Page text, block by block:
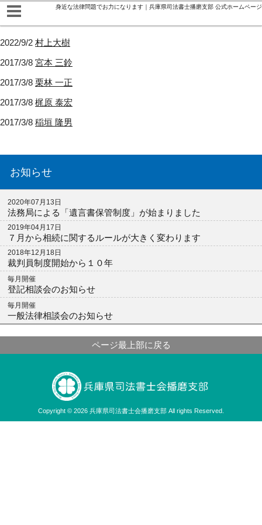
身近な法律問題でお力になります｜兵庫県司法書士播磨支部 公式ホームページ
2022/9/2 村上大樹
2017/3/8 宮本 三鈴
2017/3/8 栗林 一正
2017/3/8 梶原 泰宏
2017/3/8 稲垣 隆男
お知らせ
2020年07月13日
法務局による「遺言書保管制度」が始まりました
2019年04月17日
７月から相続に関するルールが大きく変わります
2018年12月18日
裁判員制度開始から１０年
毎月開催
登記相談会のお知らせ
毎月開催
一般法律相談会のお知らせ
ページ最上部に戻る
Copyright © 2026 兵庫県司法書士会播磨支部 All rights Reserved.